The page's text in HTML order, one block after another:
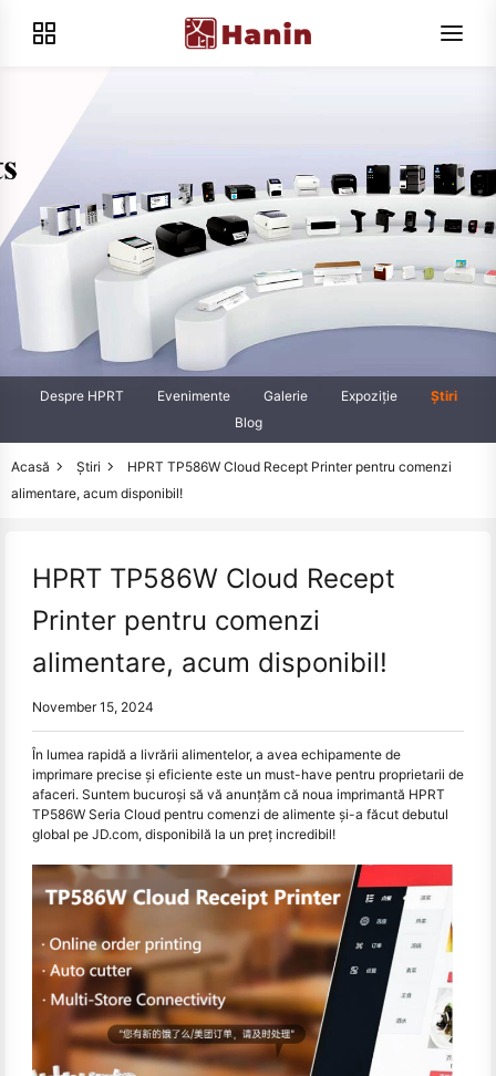
Despre HPRT Evenimente Galerie Expoziţie
Știri
Blog
Acasă Știri
HPRT TP586W Cloud Recept Printer pentru comenzi
alimentare, acum disponibil!
HPRT TP586W Cloud Recept
Printer pentru comenzi
alimentare, acum disponibil!
November 15, 2024
În lumea rapidă a livrării alimentelor, a avea echipamente de
imprimare precise și eficiente este un must-have pentru proprietarii de
afaceri. Suntem bucuroși să vă anunțăm că noua imprimantă HPRT
TP586W Seria Cloud pentru comenzi de alimente și-a făcut debutul
global pe JD.com, disponibilă la un preț incredibil!